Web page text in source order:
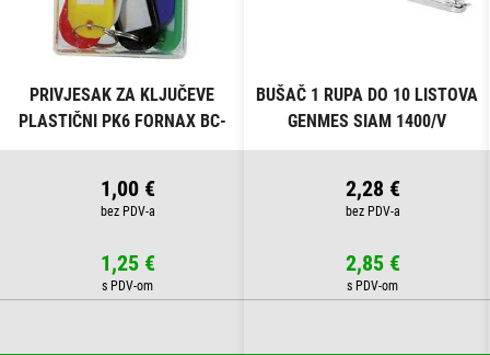
PRIVJESAK ZA KLJUČEVE
PLASTIČNI PK6 FORNAX BC-
B13 BLISTER
1,00 €
1,25 €
BUŠAČ 1 RUPA DO 10 LISTOVA
GENMES SIAM 1400/V
2,28 €
2,85 €